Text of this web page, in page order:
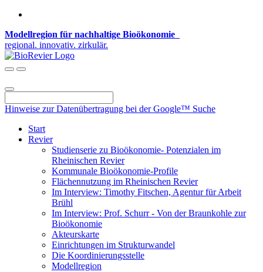
Modellregion für nachhaltige Bioökonomie
regional. innovativ. zirkulär.
Hinweise zur Datenübertragung bei der Google™ Suche
Start
Revier
Studienserie zu Bioökonomie- Potenzialen im
Rheinischen Revier
Kommunale Bioökonomie-Profile
Flächennutzung im Rheinischen Revier
Im Interview: Timothy Fitschen, Agentur für Arbeit
Brühl
Im Interview: Prof. Schurr - Von der Braunkohle zur
Bioökonomie
Akteurskarte
Einrichtungen im Strukturwandel
Die Koordinierungsstelle
Modellregion